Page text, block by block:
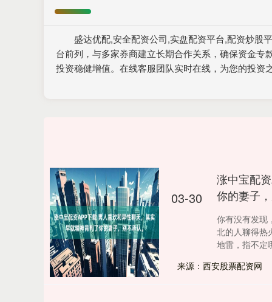
盛达优配,安全配资公司,实盘配资平台,配资炒股
台前列，与多家券商建立长期合作关系，确保资金
投资稳健增值。在线客服团队实时在线，为您的投资
03-30
涨中宝配
你的妻子
你有没有发现
北的人聊得热
地雷，指不定
来源：西安股票配资网